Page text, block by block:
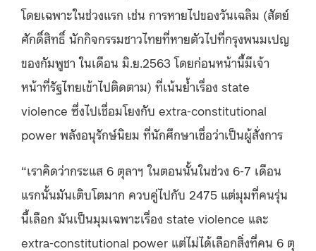
โดยเฉพาะในช่วงแรก เช่น การหายไปของวันเฉลิม (สัตย์
ศักดิ์สิทธิ์ นักกิจกรรมชาวไทยที่หายตัวไปที่กรุงพนมเปญ
ของกัมพูชา ในเดือน มิ.ย.2563 โดยก่อนหน้านี้มีเจ้า
หน้าที่รัฐไทยเข้าไปติดตาม) ที่เน้นย้ำเรื่อง state
violence ซึ่งไปเชื่อมโยงกับ extra-constitutional
power พลังอนุรักษ์นิยม ที่นักศึกษาเชื่อว่าเป็นผู้สั่งการ
“เราคิดว่ากระแส 6 ตุลาฯ ในตอนนั้นในช่วง 6-7 เดือน
แรกนั้นมันเติบโตมาก ควบคู่ไปกับ 2475 แต่มุมที่คนรุ่น
นี้เลือก มันเป็นมุมเฉพาะเรื่อง state violence และ
extra-constitutional power แต่ไม่ได้เลือกสิ่งที่คน 6 ตุ